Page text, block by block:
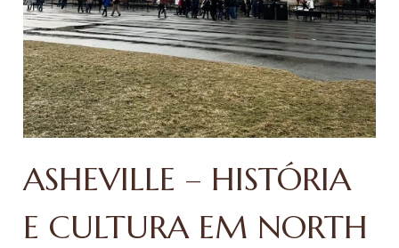
ASHEVILLE – HISTÓRIA
E CULTURA EM NORTH